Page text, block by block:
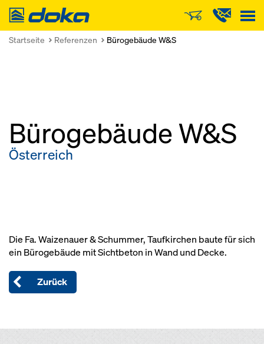
Doka
Startseite Referenzen Bürogebäude W&S
Bürogebäude W&S
Österreich
Die Fa. Waizenauer & Schummer, Taufkirchen baute für sich
ein Bürogebäude mit Sichtbeton in Wand und Decke.
Zurück